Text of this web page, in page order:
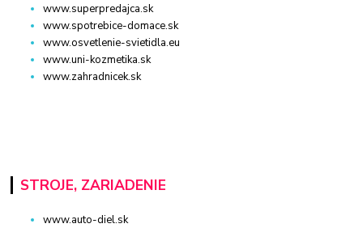
www.superpredajca.sk
www.spotrebice-domace.sk
www.osvetlenie-svietidla.eu
www.uni-kozmetika.sk
www.zahradnicek.sk
STROJE, ZARIADENIE
www.auto-diel.sk